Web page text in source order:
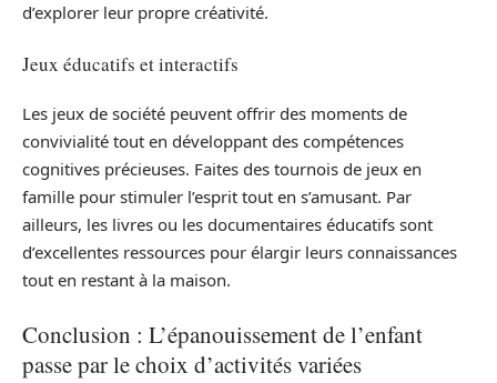
d’explorer leur propre créativité.
Jeux éducatifs et interactifs
Les jeux de société peuvent offrir des moments de
convivialité tout en développant des compétences
cognitives précieuses. Faites des tournois de jeux en
famille pour stimuler l’esprit tout en s’amusant. Par
ailleurs, les livres ou les documentaires éducatifs sont
d’excellentes ressources pour élargir leurs connaissances
tout en restant à la maison.
Conclusion : L’épanouissement de l’enfant
passe par le choix d’activités variées